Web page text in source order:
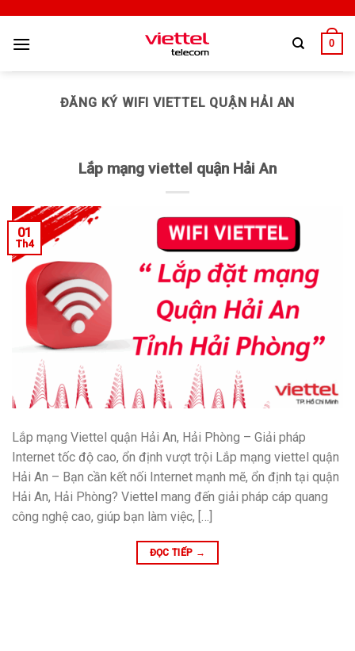
0
ĐĂNG KÝ WIFI VIETTEL QUẬN HẢI AN
Lắp mạng viettel quận Hải An
01
Th4
Lắp mạng Viettel quận Hải An, Hải Phòng – Giải pháp
Internet tốc độ cao, ổn định vượt trội Lắp mạng viettel quận
Hải An – Bạn cần kết nối Internet mạnh mẽ, ổn định tại quận
Hải An, Hải Phòng? Viettel mang đến giải pháp cáp quang
công nghệ cao, giúp bạn làm việc, […]
ĐỌC TIẾP →